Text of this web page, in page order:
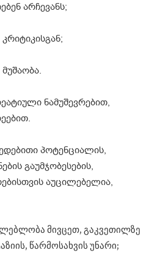
არჩევანს;
ნამუშევრებით,
პოტენციალის,
გაუმჯობესების,
აუცილებელია,
მივცეთ, გაკვეთილზე
წარმოსახვის უნარი;